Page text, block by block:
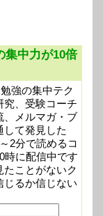
集中力が10倍
強の集中テク
究、受験コーチ
、メルマガ・ブ
して発見した
2分で読めるコ
時に配信中です
たことがないク
じるか信じない